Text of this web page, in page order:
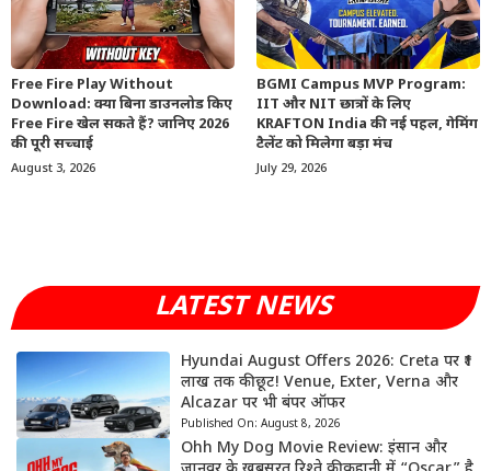
Free Fire Play Without
Download: क्या बिना डाउनलोड किए
Free Fire खेल सकते हैं? जानिए 2026
की पूरी सच्चाई
August 3, 2026
BGMI Campus MVP Program:
IIT और NIT छात्रों के लिए
KRAFTON India की नई पहल, गेमिंग
टैलेंट को मिलेगा बड़ा मंच
July 29, 2026
LATEST NEWS
Hyundai August Offers 2026: Creta पर ₹1
लाख तक की छूट! Venue, Exter, Verna और
Alcazar पर भी बंपर ऑफर
Published On: August 8, 2026
Ohh My Dog Movie Review: इंसान और